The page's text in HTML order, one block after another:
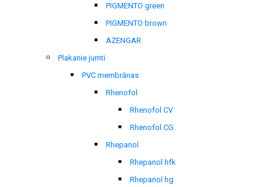
PIGMENTO green
PIGMENTO brown
AZENGAR
Plakanie jumti
PVC membrānas
Rhenofol
Rhenofol CV
Rhenofol CG
Rhepanol
Rhepanol hfk
Rhepanol hg